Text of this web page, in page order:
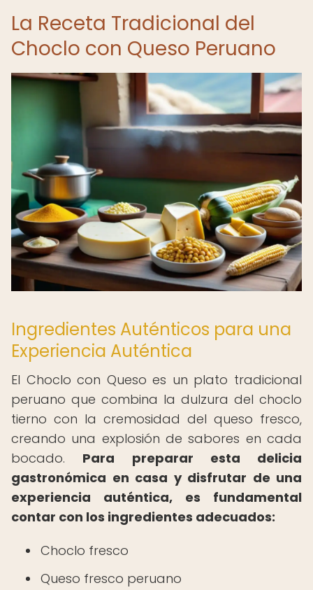
La Receta Tradicional del
Choclo con Queso Peruano
Ingredientes Auténticos para una
Experiencia Auténtica
El Choclo con Queso es un plato tradicional
peruano que combina la dulzura del choclo
tierno con la cremosidad del queso fresco,
creando una explosión de sabores en cada
bocado. Para preparar esta delicia
gastronómica en casa y disfrutar de una
experiencia auténtica, es fundamental
contar con los ingredientes adecuados:
Choclo fresco
Queso fresco peruano